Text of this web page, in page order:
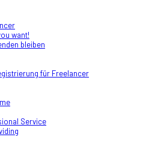
want!
bleiben
für Freelancer
Service